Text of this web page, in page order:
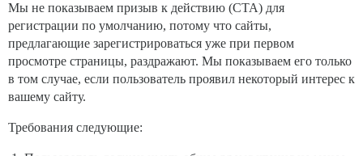
Мы не показываем призыв к действию (CTA) для
регистрации по умолчанию, потому что сайты,
предлагающие зарегистрироваться уже при первом
просмотре страницы, раздражают. Мы показываем его только
в том случае, если пользователь проявил некоторый интерес к
вашему сайту.
Требования следующие: